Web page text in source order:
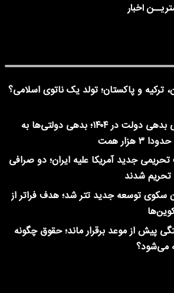
اخبار
ترکیه و پاکستان؛ تولد یک ناتوی اسلامی؟
رکوردزنی بدهی دولت در ۱۴۰۴؛ بدهی دولتی‌ها به
۳ هزار همت
جدید آمریکا علیه ایران؛ دو صرافی
تحریم شدند
سکوی توسعه جدید تتر شد؛ هدف فراتر از
پیش از موعد برقرار ماند؛ حقوق چگونه
می‌شود؟